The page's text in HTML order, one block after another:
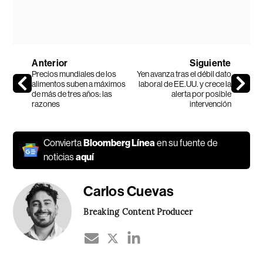
Anterior
Precios mundiales de los
alimentos suben a máximos
de más de tres años: las
razones
Siguiente
Yen avanza tras el débil dato
laboral de EE.UU. y crece la
alerta por posible
intervención
ConviertaBloomberg Línea en su fuente de
noticiasaquí
Carlos Cuevas
Breaking Content Producer